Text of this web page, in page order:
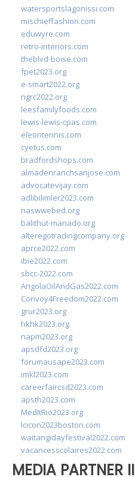
watersportslagonissi.com
mischieffashion.com
eduwyre.com
retro-interiors.com
theblvd-boise.com
fpet2023.org
e-smart2022.org
ngrc2022.org
leesfamilyfoods.com
lewis-lewis-cpas.com
eleontennis.com
cyetus.com
bradfordshops.com
almadenranchsanjose.com
advocatevijay.com
adlibilimler2023.com
naswwebed.org
balithut-manado.org
alteregotradingcompany.org
aprce2022.com
ibie2022.com
sbcc-2022.com
AngolaOilAndGas2022.com
Convoy4Freedom2022.com
grur2023.org
hkhk2023.org
napm2023.org
apsdfd2023.org
forumausape2023.com
imkl2023.com
careerfaircsd2023.com
apsth2023.com
MedItRio2023.org
lcicon2023boston.com
waitangidayfestival2022.com
vacancesscolaires2022.com
MEDIA PARTNER II